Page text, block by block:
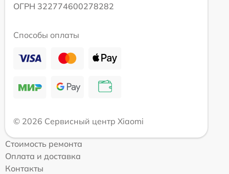
ОГРН 322774600278282
Способы оплаты
© 2026 Сервисный центр Xiaomi
Стоимость ремонта
Оплата и доставка
Контакты